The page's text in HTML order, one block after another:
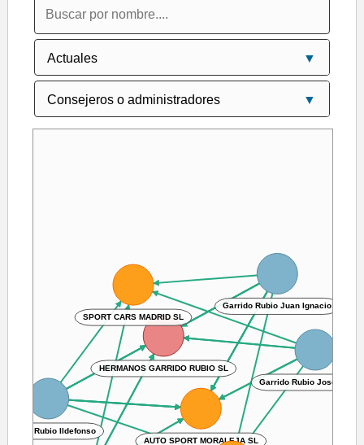
HERMANOS GARRIDO RUBIO SL
Garrido Rubio Juan Ignacio
Garrido Rubio Jose
Garrido Rubio Ildefonso
AUTO SPORT MORALEJA SL
SPORT CARS MADRID SL